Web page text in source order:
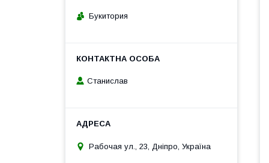
Букитория
Станислав
Рабочая ул., 23, Дніпро, Україна